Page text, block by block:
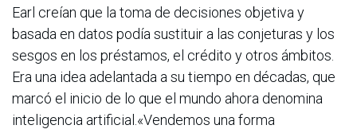
Earl creían que la toma de decisiones objetiva y
basada en datos podía sustituir a las conjeturas y los
sesgos en los préstamos, el crédito y otros ámbitos.
Era una idea adelantada a su tiempo en décadas, que
marcó el inicio de lo que el mundo ahora denomina
inteligencia artificial.«Vendemos una forma